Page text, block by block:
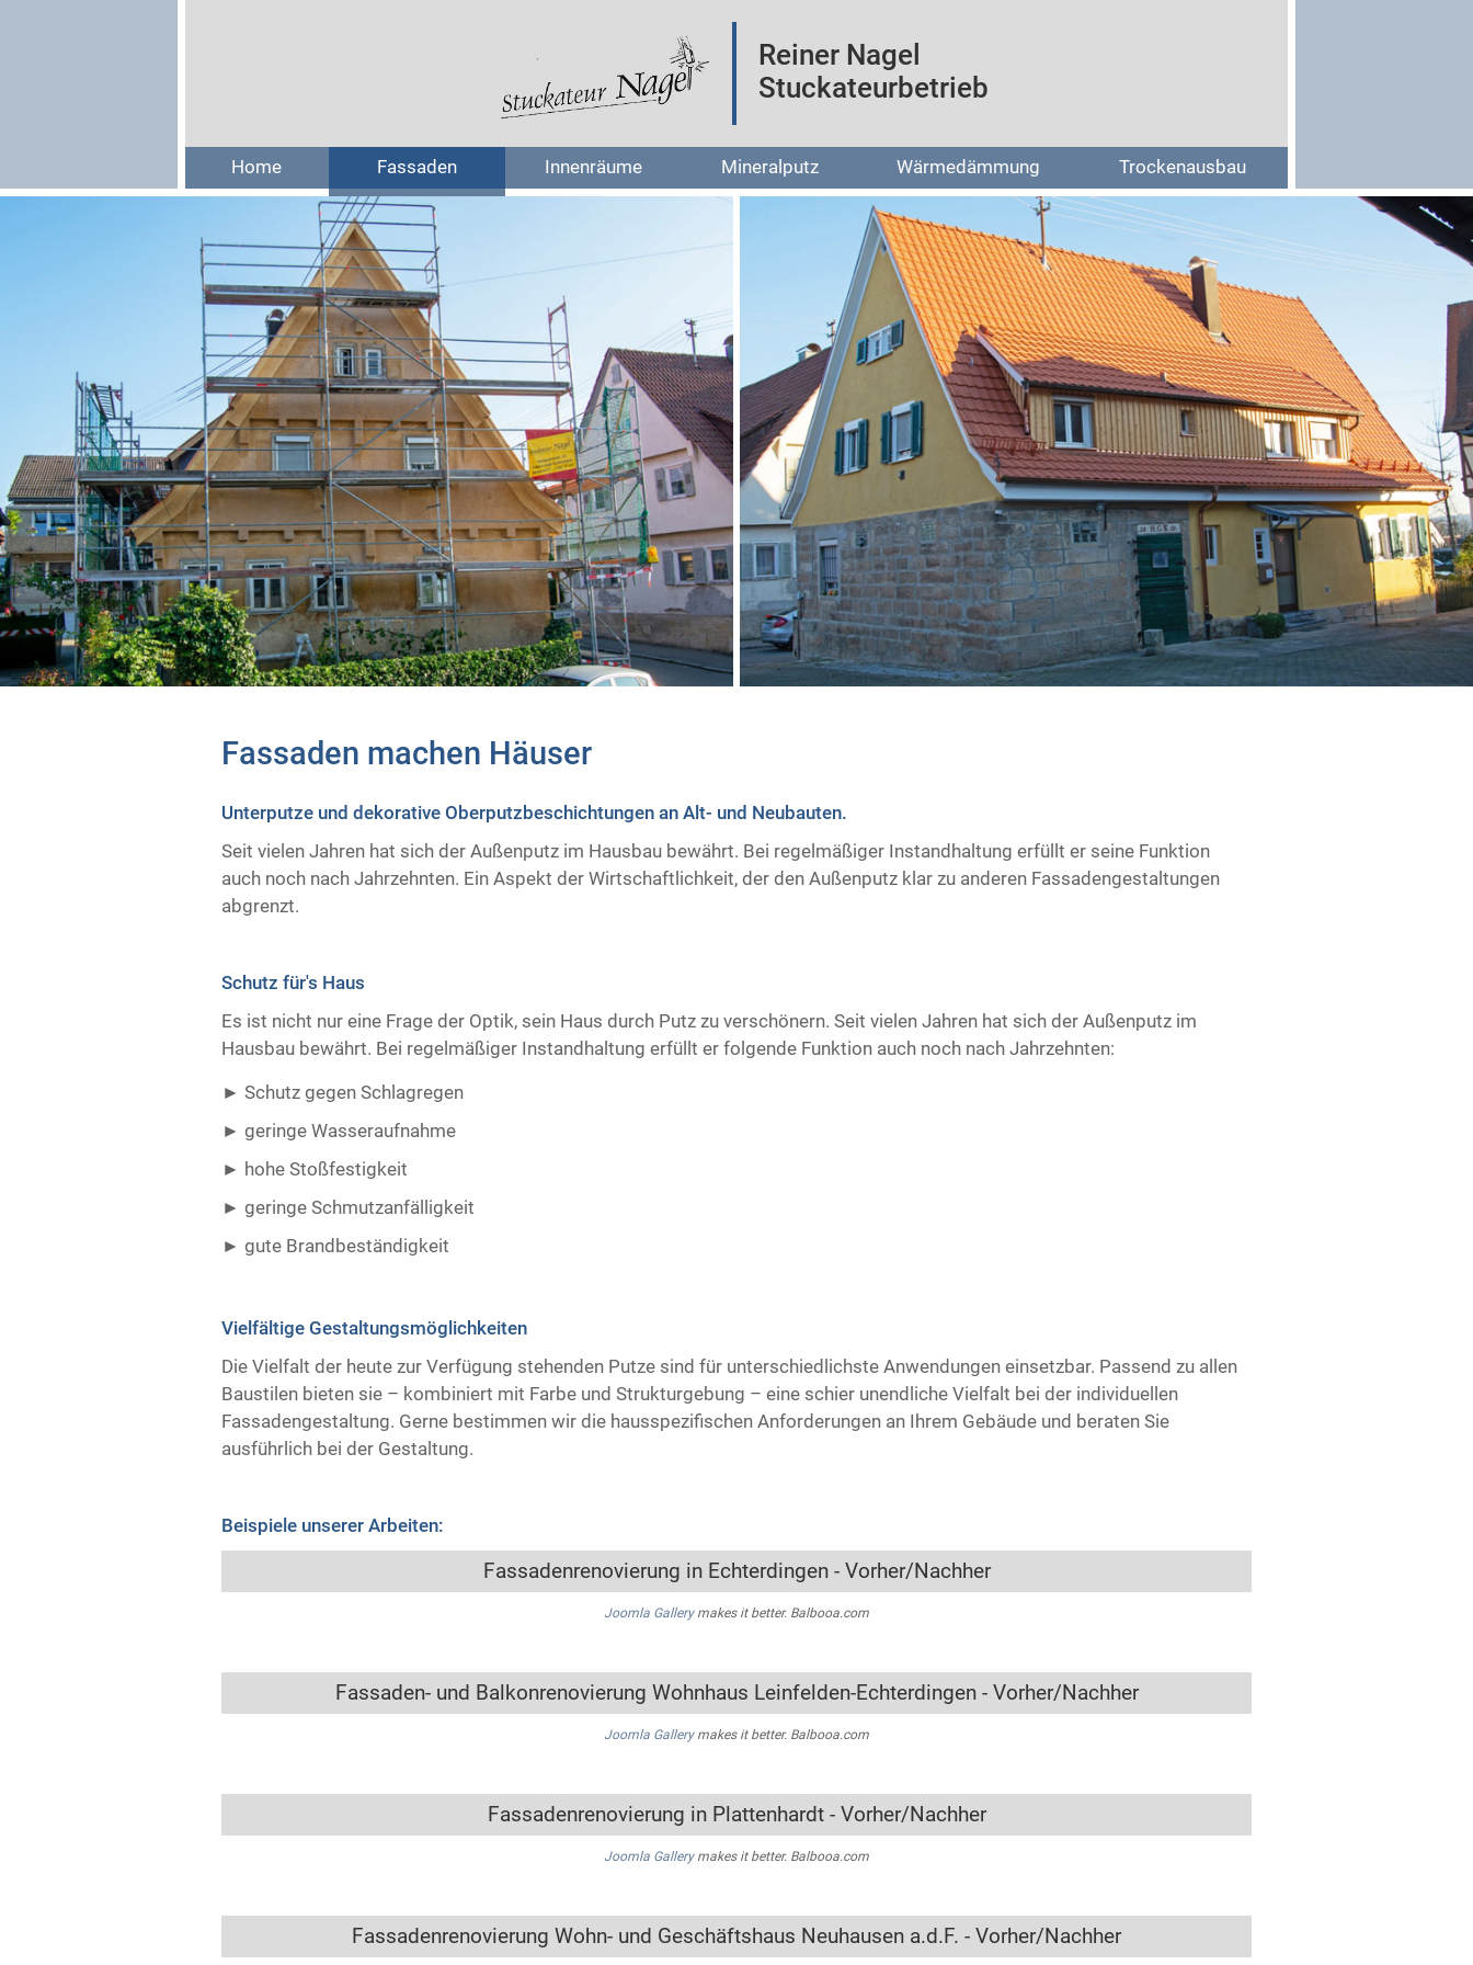
Reiner Nagel
Stuckateurbetrieb
Home Fassaden Innenräume Mineralputz Wärmedämmung Trockenausbau
Fassaden machen Häuser
Unterputze und dekorative Oberputzbeschichtungen an Alt- und Neubauten.
Seit vielen Jahren hat sich der Außenputz im Hausbau bewährt. Bei regelmäßiger Instandhaltung erfüllt er seine Funktion
auch noch nach Jahrzehnten. Ein Aspekt der Wirtschaftlichkeit, der den Außenputz klar zu anderen Fassadengestaltungen
abgrenzt.
Schutz für's Haus
Es ist nicht nur eine Frage der Optik, sein Haus durch Putz zu verschönern. Seit vielen Jahren hat sich der Außenputz im
Hausbau bewährt. Bei regelmäßiger Instandhaltung erfüllt er folgende Funktion auch noch nach Jahrzehnten:
Schutz gegen Schlagregen
geringe Wasseraufnahme
hohe Stoßfestigkeit
geringe Schmutzanfälligkeit
gute Brandbeständigkeit ​ ​
Vielfältige Gestaltungsmöglichkeiten
Die Vielfalt der heute zur Verfügung stehenden Putze sind für unterschiedlichste Anwendungen einsetzbar. Passend zu allen
Baustilen bieten sie – kombiniert mit Farbe und Strukturgebung – eine schier unendliche Vielfalt bei der individuellen
Fassadengestaltung. Gerne bestimmen wir die hausspezifischen Anforderungen an Ihrem Gebäude und beraten Sie
ausführlich bei der Gestaltung.
Beispiele unserer Arbeiten:
Fassadenrenovierung in Echterdingen - Vorher/Nachher
Joomla Gallerymakes it better. Balbooa.com
Fassaden- und Balkonrenovierung Wohnhaus Leinfelden-Echterdingen - Vorher/Nachher
Joomla Gallerymakes it better. Balbooa.com
Fassadenrenovierung in Plattenhardt - Vorher/Nachher
Joomla Gallerymakes it better. Balbooa.com
Fassadenrenovierung Wohn- und Geschäftshaus Neuhausen a.d.F. - Vorher/Nachher